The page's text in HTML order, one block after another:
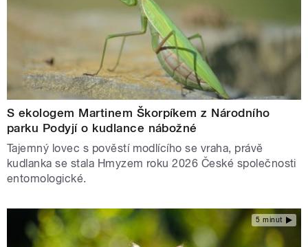
S ekologem Martinem Škorpíkem z Národního
parku Podyjí o kudlance nábožné
Tajemný lovec s pověstí modlícího se vraha, právě
kudlanka se stala Hmyzem roku 2026 České společnosti
entomologické.
5 minut